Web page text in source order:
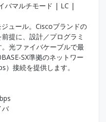
バマルチモード | LC |
ュール。Ciscoブランドの
提に、設計／プログラミ
光ファイバケーブルで最
SX準拠のネットワー
）接続を提供します。
バ